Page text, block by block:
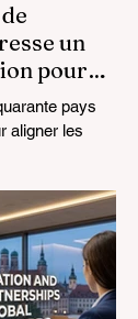
un
pour
pays
aligner les
la croissance
actuellement
Le 4
des